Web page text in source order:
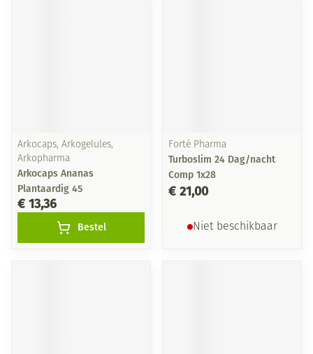
Arkocaps, Arkogelules,
Arkopharma
Arkocaps Ananas
Plantaardig 45
€ 13,36
Bestel
Forté Pharma
Turboslim 24 Dag/nacht
Comp 1x28
€ 21,00
Niet beschikbaar